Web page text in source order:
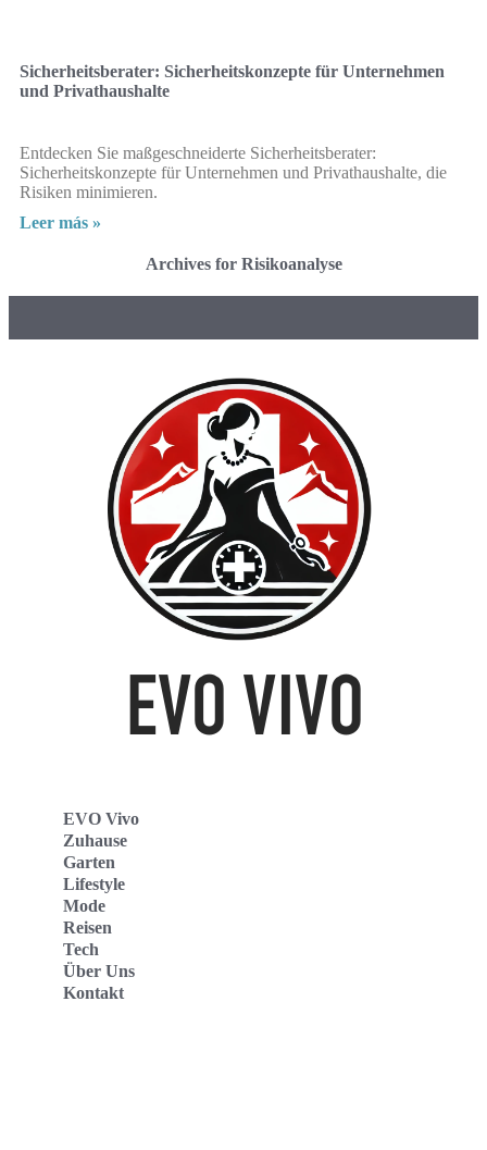
Sicherheitsberater: Sicherheitskonzepte für Unternehmen
und Privathaushalte
Entdecken Sie maßgeschneiderte Sicherheitsberater:
Sicherheitskonzepte für Unternehmen und Privathaushalte, die
Risiken minimieren.
Leer más »
Archives for Risikoanalyse
EVO Vivo
Zuhause
Garten
Lifestyle
Mode
Reisen
Tech
Über Uns
Kontakt